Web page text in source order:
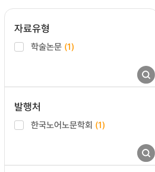
자료유형
학술논문 (1)
발행처
한국노어노문학회 (1)